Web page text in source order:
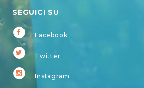
SEGUICI SU
Facebook
Twitter
Instagram